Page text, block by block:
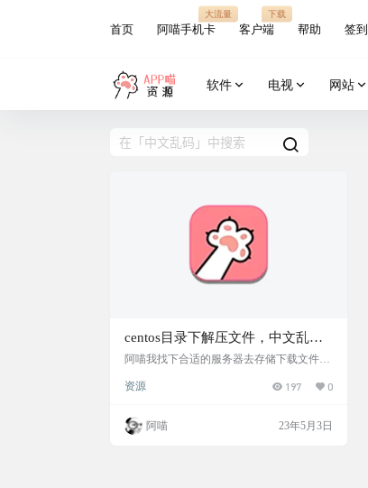
首页 阿喵手机卡
大流量
客户端
下载
帮助 签到
软件 电视 网站
centos目录下解压文件，中文乱码
问题
阿喵我找下合适的服务器去存储下载文件
了服务器上，结果解压后中文全部乱码，怎
入下面命令： yum install unar （如果日后想
卸载 请运行 # yum -y remove unar） 2、在本
资源 197 0
阿喵 23年5月3日